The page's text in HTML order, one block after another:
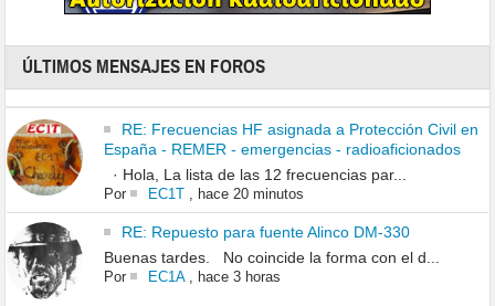
ÚLTIMOS MENSAJES EN FOROS
RE: Frecuencias HF asignada a Protección Civil en
España - REMER - emergencias - radioaficionados
· Hola, La lista de las 12 frecuencias par...
Por EC1T, hace 20 minutos
RE: Repuesto para fuente Alinco DM-330
Buenas tardes. No coincide la forma con el d...
Por EC1A, hace 3 horas